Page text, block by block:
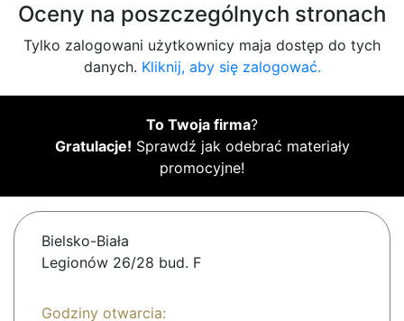
Oceny na poszczególnych stronach
Tylko zalogowani użytkownicy maja dostęp do tych
danych. Kliknij, aby się zalogować.
To Twoja firma?
Gratulacje! Sprawdź jak odebrać materiały
promocyjne!
Bielsko-Biała
Legionów 26/28 bud. F
Godziny otwarcia: